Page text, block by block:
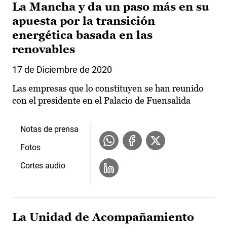
La Mancha y da un paso más en su
apuesta por la transición
energética basada en las
renovables
17 de Diciembre de 2020
Las empresas que lo constituyen se han reunido
con el presidente en el Palacio de Fuensalida
Notas de prensa
Fotos
Cortes audio
La Unidad de Acompañamiento